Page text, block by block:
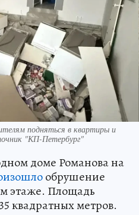
подняться в квартиры и
"КП-Петербург"
доме Романова на
обрушение
этаже. Площадь
квадратных метров.